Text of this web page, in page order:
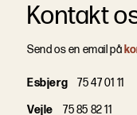
Kontakt
Send os en email på
Esbjerg
75 47 01 11
Vejle
75 85 82 11